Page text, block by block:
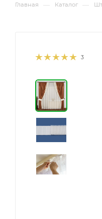
Главная — Каталог —
3